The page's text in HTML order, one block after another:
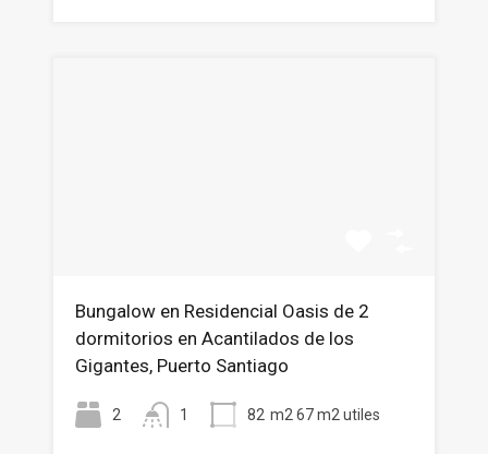
Bungalow en Residencial Oasis de 2
dormitorios en Acantilados de los
Gigantes, Puerto Santiago
2 1 82 m2 67 m2 utiles